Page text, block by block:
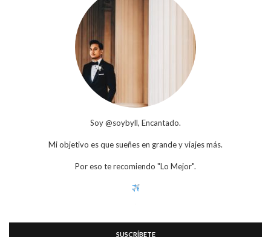
Soy @soybyll, Encantado.
Mi objetivo es que sueñes en grande y viajes más.
Por eso te recomiendo "Lo Mejor".
SUSCRÍBETE